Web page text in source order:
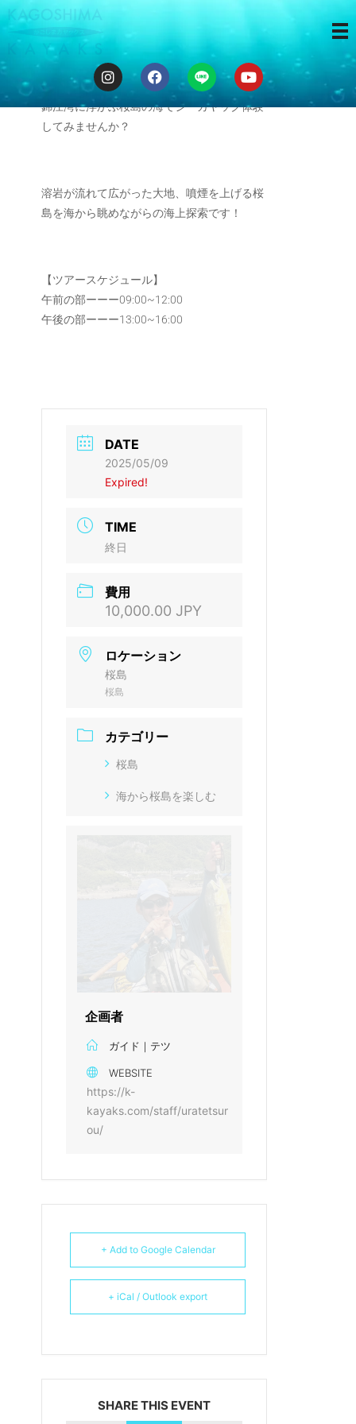
３時間ツアー
錦江湾に浮かぶ桜島の海でシーカヤック体験
してみませんか？
溶岩が流れて広がった大地、噴煙を上げる桜
島を海から眺めながらの海上探索です！
【ツアースケジュール】
午前の部ーーー09:00~12:00
午後の部ーーー13:00~16:00
DATE
2025/05/09
Expired!
TIME
終日
費用
10,000.00 JPY
ロケーション
桜島
桜島
カテゴリー
桜島
海から桜島を楽しむ
企画者
ガイド｜テツ
WEBSITE
https://k-
kayaks.com/staff/uratetsur
ou/
+ Add to Google Calendar
+ iCal / Outlook export
SHARE THIS EVENT